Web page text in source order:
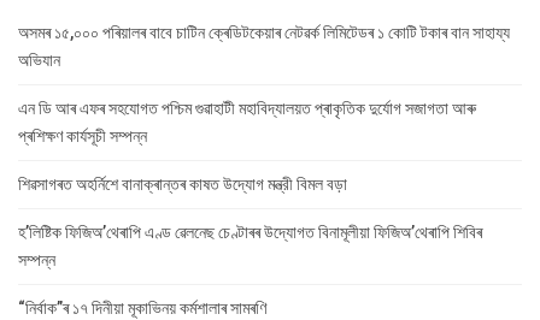
অসমৰ ১৫,০০০ পৰিয়ালৰ বাবে চাটিন ক্ৰেডিটকেয়াৰ নেটৱৰ্ক লিমিটেডৰ ১ কোটি টকাৰ বান সাহায্য
অভিযান
এন ডি আৰ এফৰ সহযোগত পশ্চিম গুৱাহাটী মহাবিদ্যালয়ত প্ৰাকৃতিক দুৰ্যোগ সজাগতা আৰু
প্ৰশিক্ষণ কাৰ্যসূচী সম্পন্ন
শিৱসাগৰত অহৰ্নিশে বানাক্ৰান্তৰ কাষত উদ্যোগ মন্ত্রী বিমল বড়া
হ’লিষ্টিক ফিজিঅ’থেৰাপি এণ্ড ৱেলনেছ চেণ্টাৰৰ উদ্যোগত বিনামূলীয়া ফিজিঅ’থেৰাপি শিবিৰ
সম্পন্ন
“নিৰ্বাক”ৰ ১৭ দিনীয়া মূকাভিনয় কৰ্মশালাৰ সামৰণি